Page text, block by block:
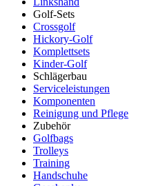
Golf-Sets
Crossgolf
Hickory-Golf
Komplettsets
Kinder-Golf
Schlägerbau
Serviceleistungen
Komponenten
Reinigung und Pflege
Zubehör
Golfbags
Trolleys
Training
Handschuhe